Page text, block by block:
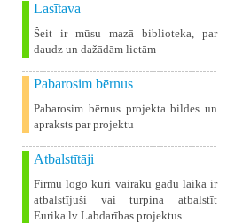
Lasītava
Šeit ir mūsu mazā biblioteka, par
daudz un dažādām lietām
Pabarosim bērnus
Pabarosim bērnus projekta bildes un
apraksts par projektu
Atbalstītāji
Firmu logo kuri vairāku gadu laikā ir
atbalstījuši vai turpina atbalstīt
Eurika.lv Labdarības projektus.